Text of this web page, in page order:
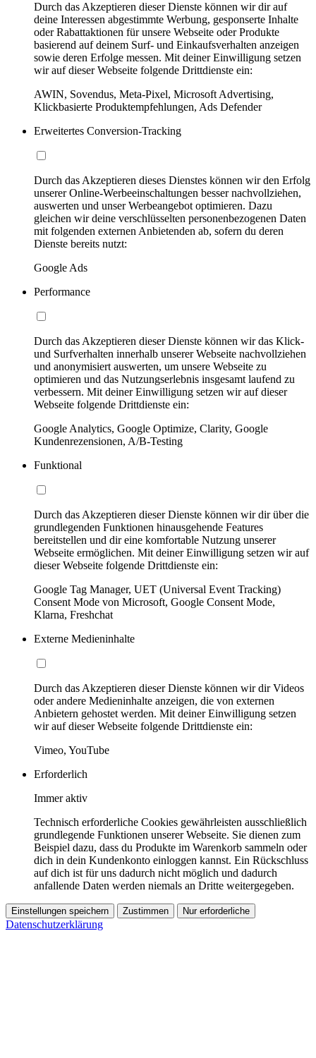
Durch das Akzeptieren dieser Dienste können wir dir auf
deine Interessen abgestimmte Werbung, gesponserte Inhalte
oder Rabattaktionen für unsere Webseite oder Produkte
basierend auf deinem Surf- und Einkaufsverhalten anzeigen
sowie deren Erfolge messen. Mit deiner Einwilligung setzen
wir auf dieser Webseite folgende Drittdienste ein:
AWIN, Sovendus, Meta-Pixel, Microsoft Advertising,
Klickbasierte Produktempfehlungen, Ads Defender
Erweitertes Conversion-Tracking
Durch das Akzeptieren dieses Dienstes können wir den Erfolg
unserer Online-Werbeeinschaltungen besser nachvollziehen,
auswerten und unser Werbeangebot optimieren. Dazu
gleichen wir deine verschlüsselten personenbezogenen Daten
mit folgenden externen Anbietenden ab, sofern du deren
Dienste bereits nutzt:
Google Ads
Performance
Durch das Akzeptieren dieser Dienste können wir das Klick-
und Surfverhalten innerhalb unserer Webseite nachvollziehen
und anonymisiert auswerten, um unsere Webseite zu
optimieren und das Nutzungserlebnis insgesamt laufend zu
verbessern. Mit deiner Einwilligung setzen wir auf dieser
Webseite folgende Drittdienste ein:
Google Analytics, Google Optimize, Clarity, Google
Kundenrezensionen, A/B-Testing
Funktional
Durch das Akzeptieren dieser Dienste können wir dir über die
grundlegenden Funktionen hinausgehende Features
bereitstellen und dir eine komfortable Nutzung unserer
Webseite ermöglichen. Mit deiner Einwilligung setzen wir auf
dieser Webseite folgende Drittdienste ein:
Google Tag Manager, UET (Universal Event Tracking)
Consent Mode von Microsoft, Google Consent Mode,
Klarna, Freshchat
Externe Medieninhalte
Durch das Akzeptieren dieser Dienste können wir dir Videos
oder andere Medieninhalte anzeigen, die von externen
Anbietern gehostet werden. Mit deiner Einwilligung setzen
wir auf dieser Webseite folgende Drittdienste ein:
Vimeo, YouTube
Erforderlich
Immer aktiv
Technisch erforderliche Cookies gewährleisten ausschließlich
grundlegende Funktionen unserer Webseite. Sie dienen zum
Beispiel dazu, dass du Produkte im Warenkorb sammeln oder
dich in dein Kundenkonto einloggen kannst. Ein Rückschluss
auf dich ist für uns dadurch nicht möglich und dadurch
anfallende Daten werden niemals an Dritte weitergegeben.
Einstellungen speichern Zustimmen Nur erforderliche
Datenschutzerklärung